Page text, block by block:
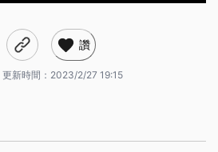
讚
更新時間： 2023/2/27 19:15